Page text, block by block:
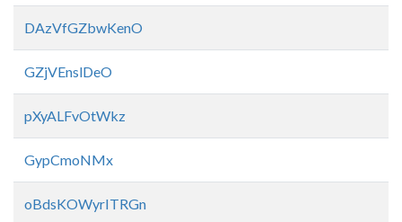
DAzVfGZbwKenO
GZjVEnslDeO
pXyALFvOtWkz
GypCmoNMx
oBdsKOWyrITRGn